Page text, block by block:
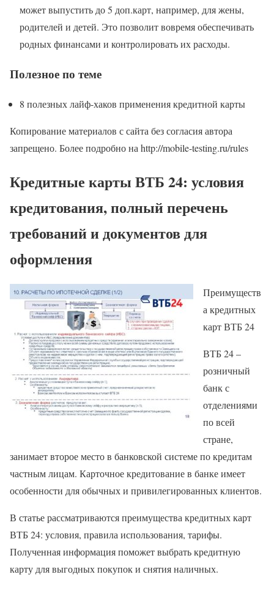
может выпустить до 5 доп.карт, например, для жены,
родителей и детей. Это позволит вовремя обеспечивать
родных финансами и контролировать их расходы.
Полезное по теме
8 полезных лайф-хаков применения кредитной карты
Копирование материалов с сайта без согласия автора
запрещено. Более подробно на http://mobile-testing.ru/rules
Кредитные карты ВТБ 24: условия
кредитования, полный перечень
требований и документов для
оформления
Преимуществ
а кредитных
карт ВТБ 24
ВТБ 24 –
розничный
банк с
отделениями
по всей
стране,
занимает второе место в банковской системе по кредитам
частным лицам. Карточное кредитование в банке имеет
особенности для обычных и привилегированных клиентов.
В статье рассматриваются преимущества кредитных карт
ВТБ 24: условия, правила использования, тарифы.
Полученная информация поможет выбрать кредитную
карту для выгодных покупок и снятия наличных.